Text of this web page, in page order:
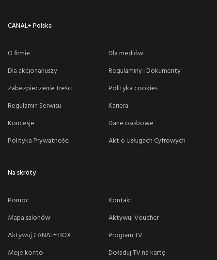
CANAL+ Polska
O firmie
Dla mediów
Dla akcjonariuszy
Regulaminy i Dokumenty
Zabezpieczenie treści
Polityka cookies
Regulamin Serwisu
Kariera
Koncesje
Dane osobowe
Polityka Prywatności
Akt o Usługach Cyfrowych
Na skróty
Pomoc
Kontakt
Mapa salonów
Aktywuj Voucher
Aktywuj CANAL+ BOX
Program TV
Moje konto
Doładuj TV na kartę